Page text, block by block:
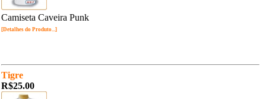
Camiseta Caveira Punk
[Detalhes do Produto...]
Tigre
R$25.00